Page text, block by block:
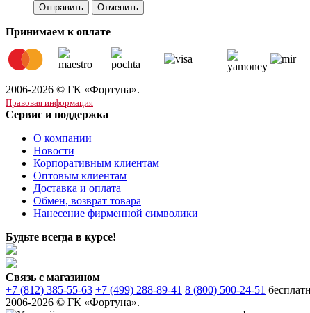
Отменить
Принимаем к оплате
2006-2026 © ГК «Фортуна».
Правовая информация
Сервис и поддержка
О компании
Новости
Корпоративным клиентам
Оптовым клиентам
Доставка и оплата
Обмен, возврат товара
Нанесение фирменной символики
Будьте всегда в курсе!
Связь с магазином
+7 (812) 385-55-63 +7 (499) 288-89-41 8 (800) 500-24-51
2006-2026 © ГК «Фортуна».